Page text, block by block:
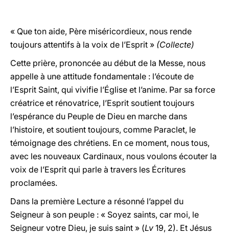
« Que ton aide, Père miséricordieux, nous rende
toujours attentifs à la voix de l’Esprit » (Collecte)
Cette prière, prononcée au début de la Messe, nous
appelle à une attitude fondamentale : l’écoute de
l’Esprit Saint, qui vivifie l’Église et l’anime. Par sa force
créatrice et rénovatrice, l’Esprit soutient toujours
l’espérance du Peuple de Dieu en marche dans
l’histoire, et soutient toujours, comme Paraclet, le
témoignage des chrétiens. En ce moment, nous tous,
avec les nouveaux Cardinaux, nous voulons écouter la
voix de l’Esprit qui parle à travers les Écritures
proclamées.
Dans la première Lecture a résonné l’appel du
Seigneur à son peuple : « Soyez saints, car moi, le
Seigneur votre Dieu, je suis saint » (Lv 19, 2). Et Jésus